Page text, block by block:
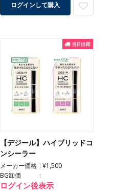
ログインして購入
【デジール】ハイブリッドコ
ンシーラー
メーカー価格
¥1,500
BG卸価
ログイン後表示